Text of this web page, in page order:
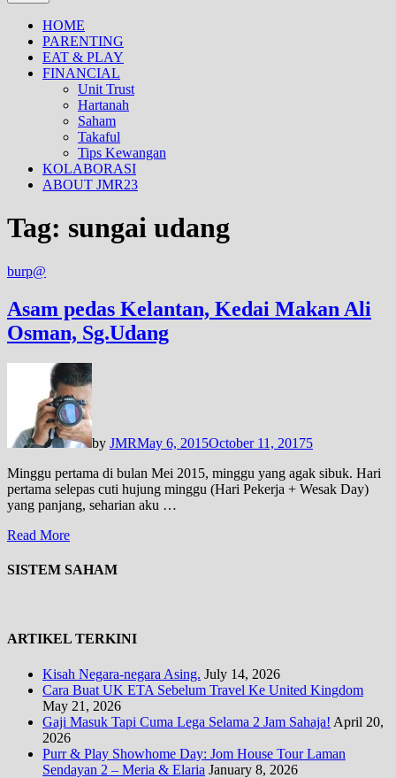
HOME
PARENTING
EAT & PLAY
FINANCIAL
Unit Trust
Hartanah
Saham
Takaful
Tips Kewangan
KOLABORASI
ABOUT JMR23
Tag: sungai udang
burp@
Asam pedas Kelantan, Kedai Makan Ali
Osman, Sg.Udang
by JMRMay 6, 2015October 11, 20175
Minggu pertama di bulan Mei 2015, minggu yang agak sibuk. Hari
pertama selepas cuti hujung minggu (Hari Pekerja + Wesak Day)
yang panjang, seharian aku …
Read More
SISTEM SAHAM
ARTIKEL TERKINI
Kisah Negara-negara Asing. July 14, 2026
Cara Buat UK ETA Sebelum Travel Ke United Kingdom
May 21, 2026
Gaji Masuk Tapi Cuma Lega Selama 2 Jam Sahaja! April 20,
2026
Purr & Play Showhome Day: Jom House Tour Laman
Sendayan 2 – Meria & Elaria January 8, 2026